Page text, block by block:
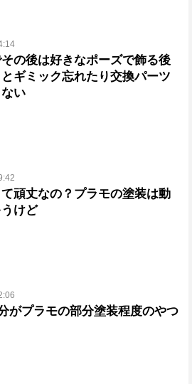
の後は好きなポーズで飾る後
ギミック忘れたり交換パーツ
い
頑丈なの？ プラモの塗装は動
けど
がプラモの部分塗装程度のやつ